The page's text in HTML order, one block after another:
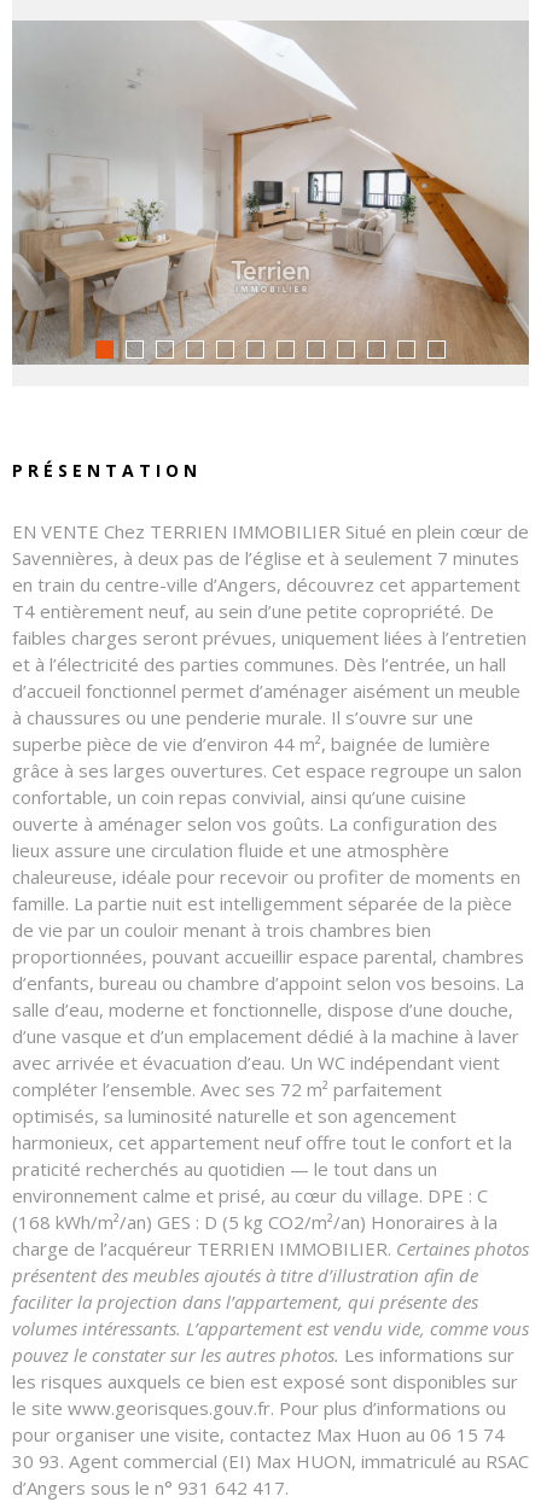
NOS
PRÉSENTATION
EN VENTE Chez TERRIEN IMMOBILIER Situé en plein cœur de
Savennières, à deux pas de l’église et à seulement 7 minutes
en train du centre-ville d’Angers, découvrez cet appartement
T4 entièrement neuf, au sein d’une petite copropriété. De
faibles charges seront prévues, uniquement liées à l’entretien
et à l’électricité des parties communes. Dès l’entrée, un hall
d’accueil fonctionnel permet d’aménager aisément un meuble
à chaussures ou une penderie murale. Il s’ouvre sur une
superbe pièce de vie d’environ 44 m², baignée de lumière
grâce à ses larges ouvertures. Cet espace regroupe un salon
confortable, un coin repas convivial, ainsi qu’une cuisine
ouverte à aménager selon vos goûts. La configuration des
lieux assure une circulation fluide et une atmosphère
chaleureuse, idéale pour recevoir ou profiter de moments en
famille. La partie nuit est intelligemment séparée de la pièce
de vie par un couloir menant à trois chambres bien
proportionnées, pouvant accueillir espace parental, chambres
d’enfants, bureau ou chambre d’appoint selon vos besoins. La
salle d’eau, moderne et fonctionnelle, dispose d’une douche,
d’une vasque et d’un emplacement dédié à la machine à laver
avec arrivée et évacuation d’eau. Un WC indépendant vient
compléter l’ensemble. Avec ses 72 m² parfaitement
optimisés, sa luminosité naturelle et son agencement
harmonieux, cet appartement neuf offre tout le confort et la
praticité recherchés au quotidien — le tout dans un
environnement calme et prisé, au cœur du village. DPE : C
(168 kWh/m²/an) GES : D (5 kg CO2/m²/an) Honoraires à la
charge de l’acquéreur TERRIEN IMMOBILIER. Certaines photos
présentent des meubles ajoutés à titre d’illustration afin de
faciliter la projection dans l’appartement, qui présente des
volumes intéressants. L’appartement est vendu vide, comme vous
pouvez le constater sur les autres photos. Les informations sur
les risques auxquels ce bien est exposé sont disponibles sur
le site www.georisques.gouv.fr. Pour plus d’informations ou
pour organiser une visite, contactez Max Huon au 06 15 74
30 93. Agent commercial (EI) Max HUON, immatriculé au RSAC
d’Angers sous le n° 931 642 417.